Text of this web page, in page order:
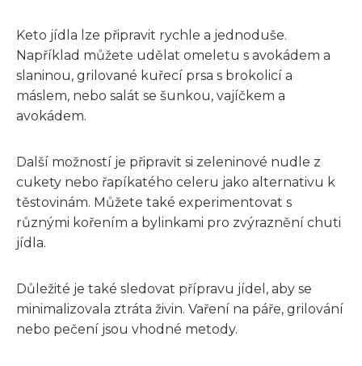
Keto jídla lze připravit rychle a jednoduše.
Například můžete udělat omeletu s avokádem a
slaninou, grilované kuřecí prsa s brokolicí a
máslem, nebo salát se šunkou, vajíčkem a
avokádem.
Další možností je připravit si zeleninové nudle z
cukety nebo řapíkatého celeru jako alternativu k
těstovinám. Můžete také experimentovat s
různými kořením a bylinkami pro zvýraznění chuti
jídla.
Důležité je také sledovat přípravu jídel, aby se
minimalizovala ztráta živin. Vaření na páře, grilování
nebo pečení jsou vhodné metody.